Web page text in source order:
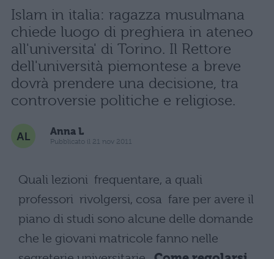
Islam in italia: ragazza musulmana
chiede luogo di preghiera in ateneo
all'universita' di Torino. Il Rettore
dell'università piemontese a breve
dovrà prendere una decisione, tra
controversie politiche e religiose.
Anna L
Pubblicato il 21 nov 2011
Quali lezioni frequentare, a quali
professori rivolgersi, cosa fare per avere il
piano di studi sono alcune delle domande
che le giovani matricole fanno nelle